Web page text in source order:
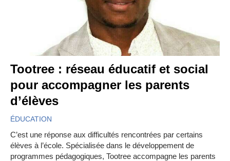
Tootree : réseau éducatif et social
pour accompagner les parents
d’élèves
ÉDUCATION
C’est une réponse aux difficultés rencontrées par certains
élèves à l’école. Spécialisée dans le développement de
programmes pédagogiques, Tootree accompagne les parents